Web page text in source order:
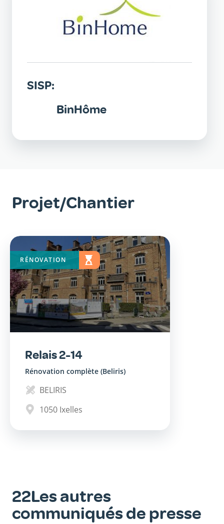
SISP:
BinHôme
Projet/Chantier
Relais 2-14
Rénovation complète (Beliris)
BELIRIS
1050 Ixelles
RÉNOVATION
COURS
22Les autres
communiqués de presse